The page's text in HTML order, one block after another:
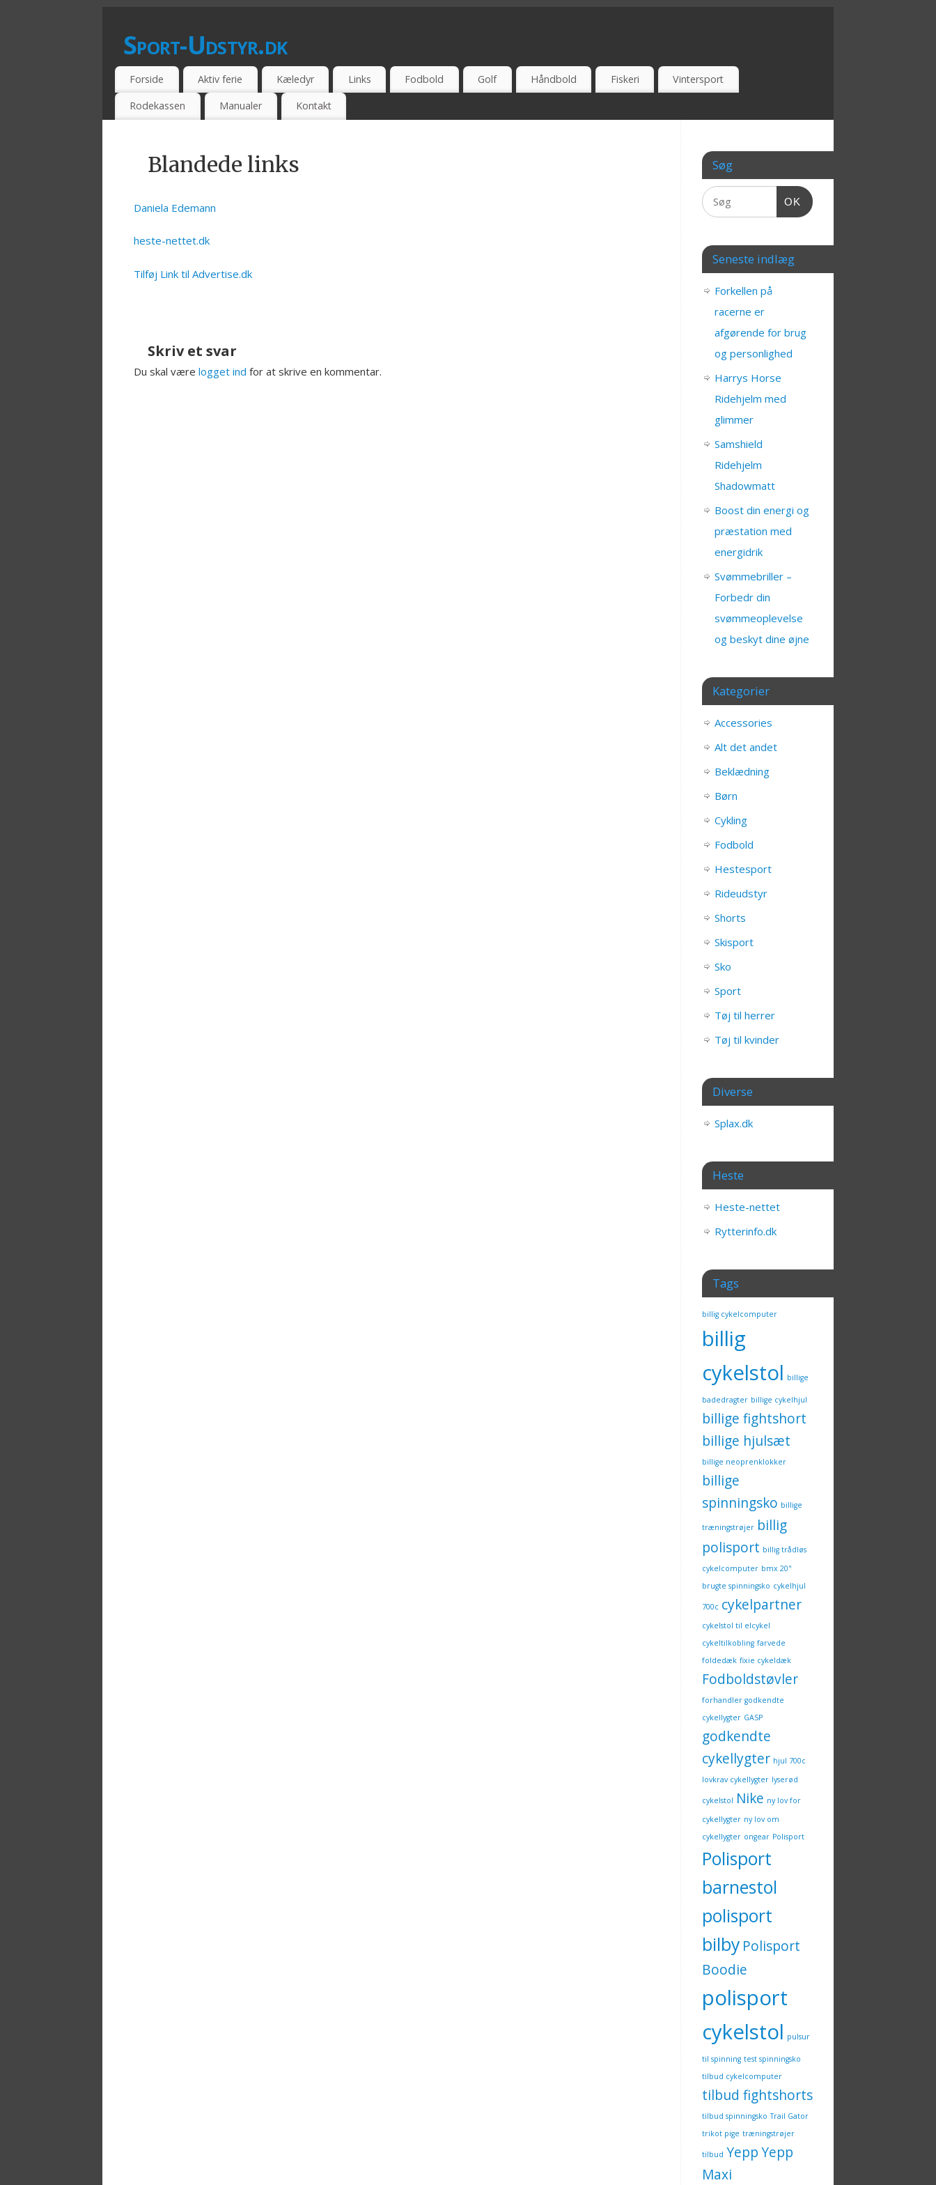
Sport-Udstyr.dk
SPORTSUDSSTYR - BILLIG - TILBUD - UDSALG - TEST - ONLINE - ANBEFAL - ERFARING
Forside Aktiv ferie Kæledyr Links Fodbold Golf Håndbold Fiskeri Vintersport
Rodekassen Manualer Kontakt
Blandede links
Daniela Edemann
heste-nettet.dk
Tilføj Link til Advertise.dk
Skriv et svar
Du skal være logget ind for at skrive en kommentar.
Søg
OK
Seneste indlæg
Forkellen på
racerne er
afgørende for brug
og personlighed
Harrys Horse
Ridehjelm med
glimmer
Samshield
Ridehjelm
Shadowmatt
Boost din energi og
præstation med
energidrik
Svømmebriller –
Forbedr din
svømmeoplevelse
og beskyt dine øjne
Kategorier
Accessories
Alt det andet
Beklædning
Børn
Cykling
Fodbold
Hestesport
Rideudstyr
Shorts
Skisport
Sko
Sport
Tøj til herrer
Tøj til kvinder
Diverse
Splax.dk
Heste
Heste-nettet
Rytterinfo.dk
Tags
billig cykelcomputer
billig
cykelstol billige
badedragter billige cykelhjul
billige fightshort
billige hjulsæt
billige neoprenklokker
billige
spinningsko billige
træningstrøjer billig
polisport billig trådløs
cykelcomputer bmx 20"
brugte spinningsko cykelhjul
700c cykelpartner
cykelstol til elcykel
cykeltilkobling farvede
foldedæk fixie cykeldæk
Fodboldstøvler
forhandler godkendte
cykellygter GASP
godkendte
cykellygter hjul 700c
lovkrav cykellygter lyserød
cykelstol Nike ny lov for
cykellygter ny lov om
cykellygter ongear Polisport
Polisport
barnestol
polisport
bilby Polisport
Boodie
polisport
cykelstol pulsur
til spinning test spinningsko
tilbud cykelcomputer
tilbud fightshorts
tilbud spinningsko Trail Gator
trikot pige træningstrøjer
tilbud YeppYepp
Maxi